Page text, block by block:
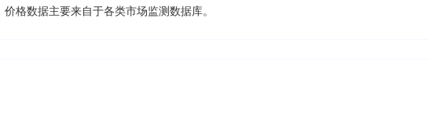
格数据主要来自于各类市场监测数据库。